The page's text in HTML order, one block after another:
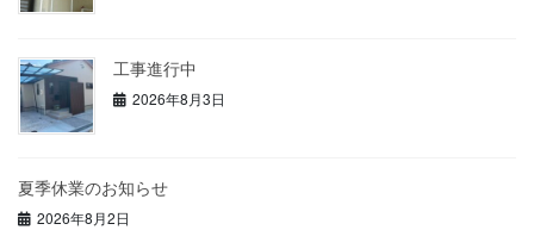
工事進行中
2026年8月3日
夏季休業のお知らせ
2026年8月2日